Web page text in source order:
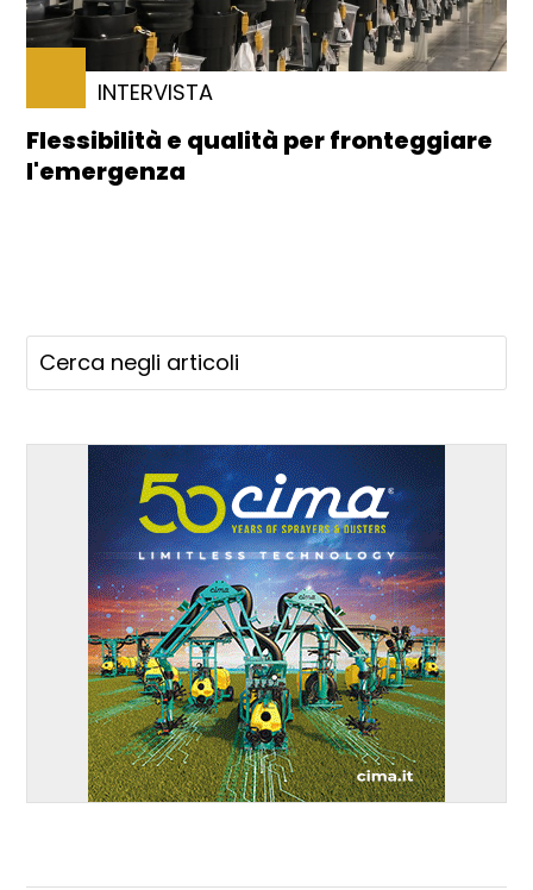
INTERVISTA
Flessibilità e qualità per fronteggiare
l'emergenza